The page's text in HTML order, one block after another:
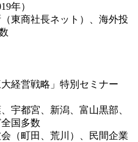
年）
東商社長ネット）、海外投
大経営戦略」特別セミナー
宇都宮、新潟、富山黒部、
国多数
（町田、荒川）、民間企業